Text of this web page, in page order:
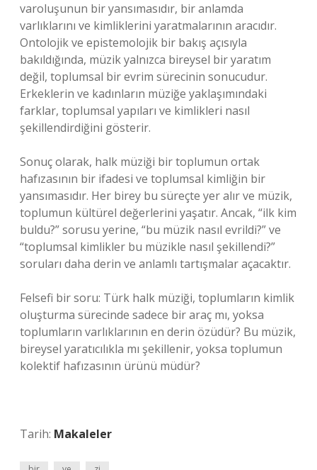
varoluşunun bir yansımasıdır, bir anlamda
varlıklarını ve kimliklerini yaratmalarının aracıdır.
Ontolojik ve epistemolojik bir bakış açısıyla
bakıldığında, müzik yalnızca bireysel bir yaratım
değil, toplumsal bir evrim sürecinin sonucudur.
Erkeklerin ve kadınların müziğe yaklaşımındaki
farklar, toplumsal yapıları ve kimlikleri nasıl
şekillendirdiğini gösterir.
Sonuç olarak, halk müziği bir toplumun ortak
hafızasının bir ifadesi ve toplumsal kimliğin bir
yansımasıdır. Her birey bu süreçte yer alır ve müzik,
toplumun kültürel değerlerini yaşatır. Ancak, “ilk kim
buldu?” sorusu yerine, “bu müzik nasıl evrildi?” ve
“toplumsal kimlikler bu müzikle nasıl şekillendi?”
soruları daha derin ve anlamlı tartışmalar açacaktır.
Felsefi bir soru: Türk halk müziği, toplumların kimlik
oluşturma sürecinde sadece bir araç mı, yoksa
toplumların varlıklarının en derin özüdür? Bu müzik,
bireysel yaratıcılıkla mı şekillenir, yoksa toplumun
kolektif hafızasının ürünü müdür?
Tarih: Makaleler